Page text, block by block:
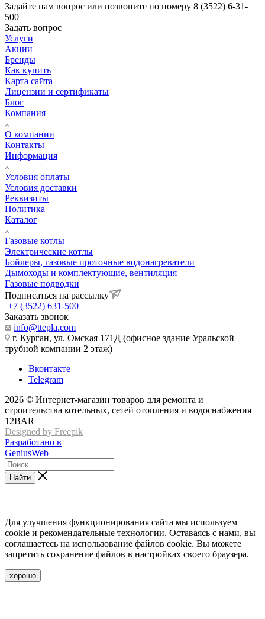
Задайте нам вопрос или позвоните по номеру 8 (3522) 6-31-
500
Задать вопрос
Услуги
Акции
Бренды
Как купить
Карта сайта
Лицензии и сертификаты
Блог
Компания
О компании
Контакты
Информация
Условия оплаты
Условия доставки
Реквизиты
Политика
Каталог
Газовые котлы
Электрические котлы
Бойлеры, газовые проточные водонагреватели
Дымоходы и комплектующие, вентиляция
Газовые подводки
Подписаться на рассылку
+7 (3522) 631-500
Заказать звонок
info@ttepla.com
г. Курган, ул. Омская 171Д (офисное здание Уральской
трубной компании 2 этаж)
Вконтакте
Telegram
2026 © Интернет-магазин товаров для ремонта и
строительства котельных, сетей отопления и водоснабжения
12BAR
Designed by Freepik
Разработано в
GeniusWeb
Найти
Для улучшения функционирования сайта мы используем
cookie и рекомендательные технологии. Оставаясь с нами, вы
соглашаетесь на использование файлов cookie. Вы можете
запретить сохранение файлов в настройках своего браузера.
хорошо